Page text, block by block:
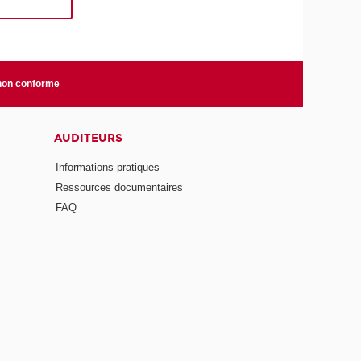
conforme
AUDITEURS
Informations pratiques
Ressources documentaires
FAQ